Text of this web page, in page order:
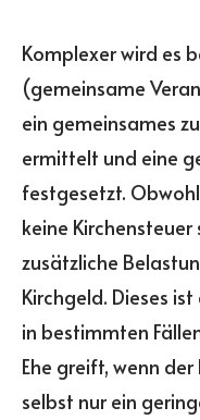
Komplexer wird es
(gemeinsame
ein gemeinsames
ermittelt und eine
festgesetzt.
keine
zusätzliche
Kirchgeld. Dieses
in bestimmten
Ehe greift, wenn
selbst nur ein